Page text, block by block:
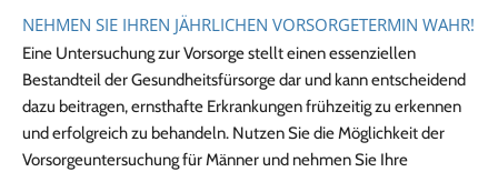
NEHMEN SIE IHREN JÄHRLICHEN VORSORGETERMIN WAHR!
Eine Untersuchung zur Vorsorge stellt einen essenziellen
Bestandteil der Gesundheitsfürsorge dar und kann entscheidend
dazu beitragen, ernsthafte Erkrankungen frühzeitig zu erkennen
und erfolgreich zu behandeln. Nutzen Sie die Möglichkeit der
Vorsorgeuntersuchung für Männer und nehmen Sie Ihre